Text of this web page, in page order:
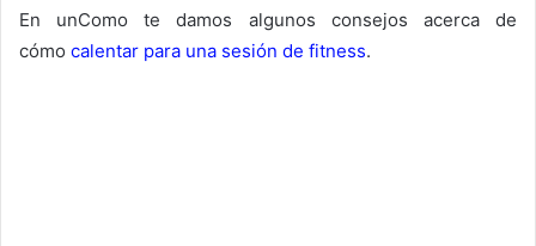
En unComo te damos algunos consejos acerca de
cómo calentar para una sesión de fitness.